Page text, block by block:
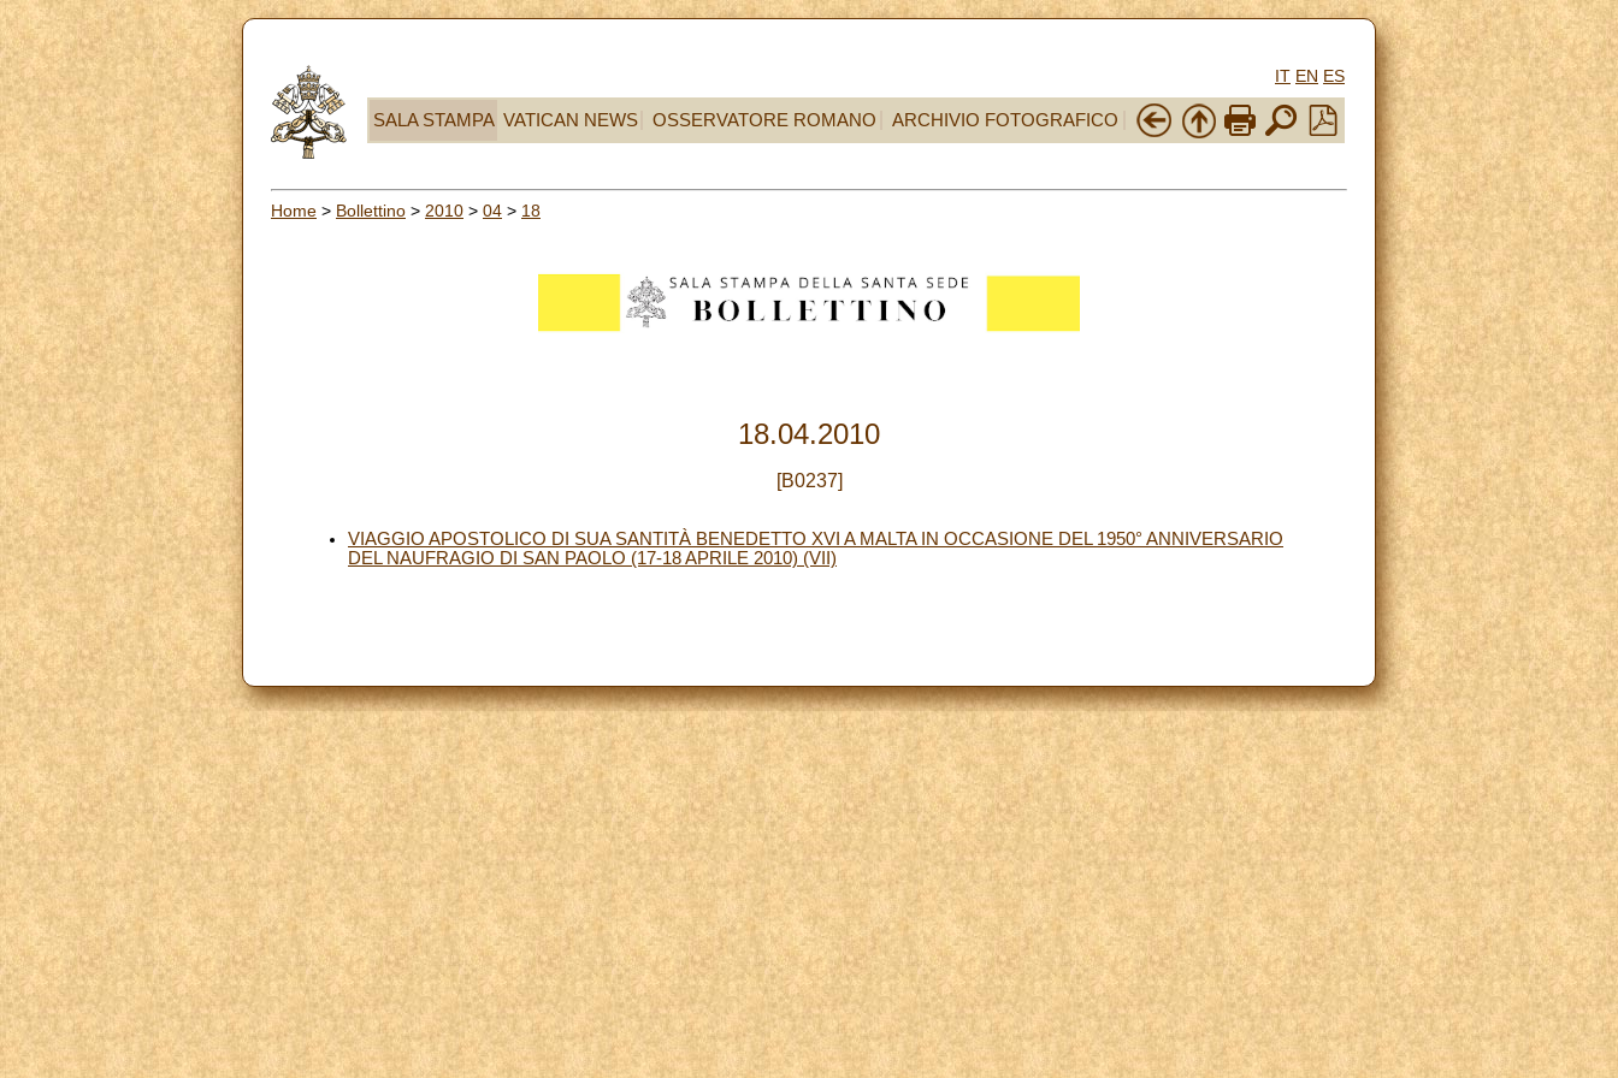
IT EN ES
SALA STAMPA VATICAN NEWS OSSERVATORE ROMANO ARCHIVIO FOTOGRAFICO
Home > Bollettino > 2010 > 04 > 18
18.04.2010
[B0237]
VIAGGIO APOSTOLICO DI SUA SANTITÀ BENEDETTO XVI A MALTA IN OCCASIONE DEL 1950° ANNIVERSARIO
DEL NAUFRAGIO DI SAN PAOLO (17-18 APRILE 2010) (VII)